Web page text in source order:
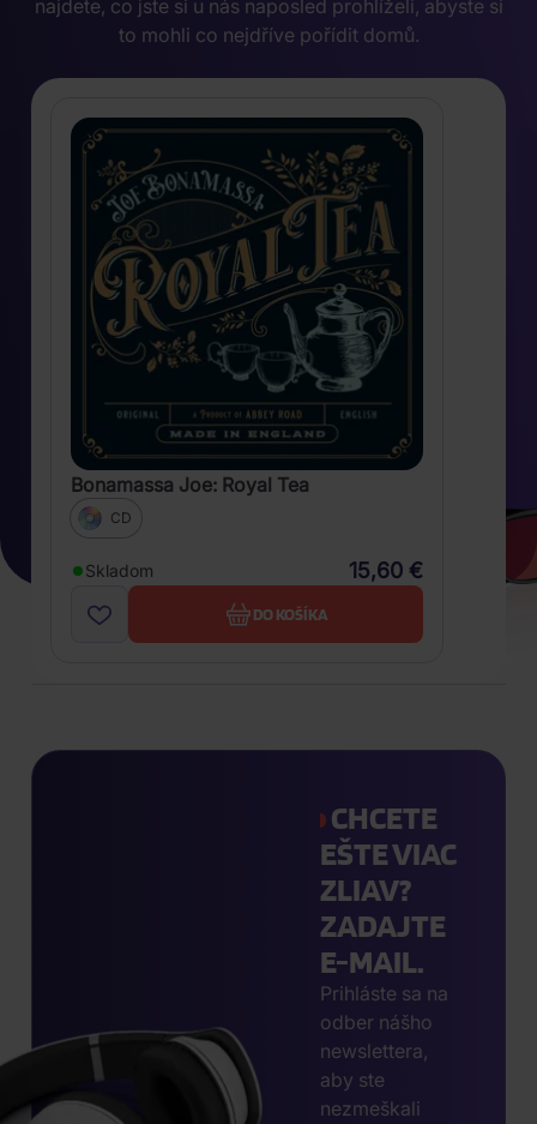
najdete, co jste si u nás naposled prohlíželi, abyste si
to mohli co nejdříve pořídit domů.
Bonamassa Joe: Royal Tea
CD
Skladom 15,60 €
DO KOŠÍKA
CHCETE
EŠTE VIAC
ZLIAV?
ZADAJTE
E-MAIL.
Prihláste sa na
odber nášho
newslettera,
aby ste
nezmeškali